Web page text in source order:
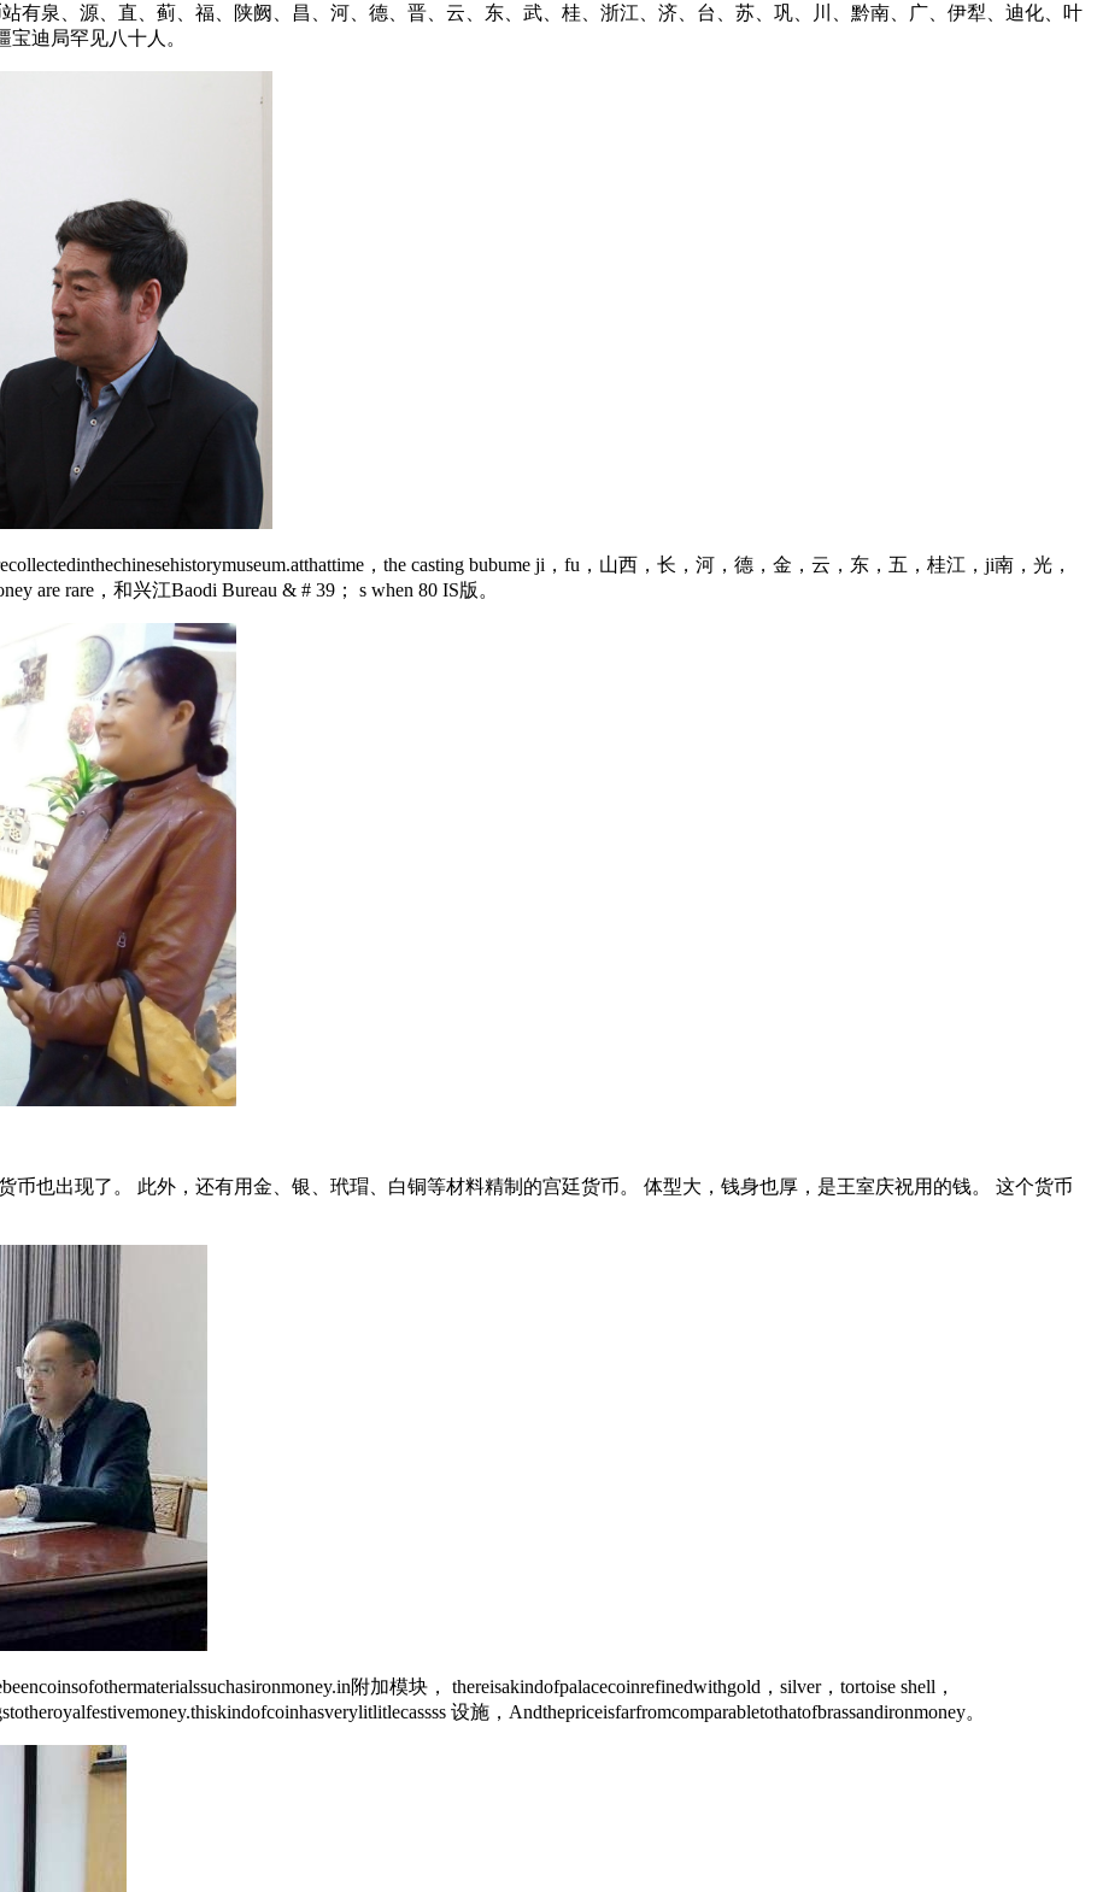
有泉、源、直、蓟、福、陕阙、昌、河、德、晋、云、东、武、桂、浙江、济、台、苏、巩、川、黔南、广、伊犁、迪化、叶
迪局罕见八十人。
，the casting bubume ji，fu，山西，长，河，德，金，云，东，五，桂江，ji南，光，
are rare，和兴江Baodi Bureau & # 39； s when 80 IS版。
币也出现了。 此外，还有用金、银、玳瑁、白铜等材料精制的宫廷货币。 体型大，钱身也厚，是王室庆祝用的钱。 这个货币
附加模块， thereisakindofpalacecoinrefinedwithgold，silver，tortoise shell，
设施，Andthepriceisfarfromcomparabletothatofbrassandironmoney。